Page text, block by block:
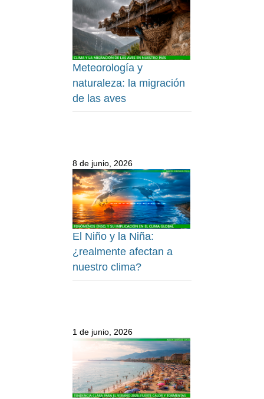
Meteorología y
naturaleza: la migración
de las aves
8 de junio, 2026
El Niño y la Niña:
¿realmente afectan a
nuestro clima?
1 de junio, 2026